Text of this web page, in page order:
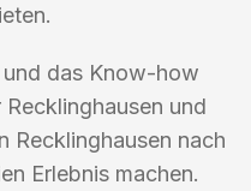
das Know-how
und
Recklinghausen nach
Erlebnis machen.